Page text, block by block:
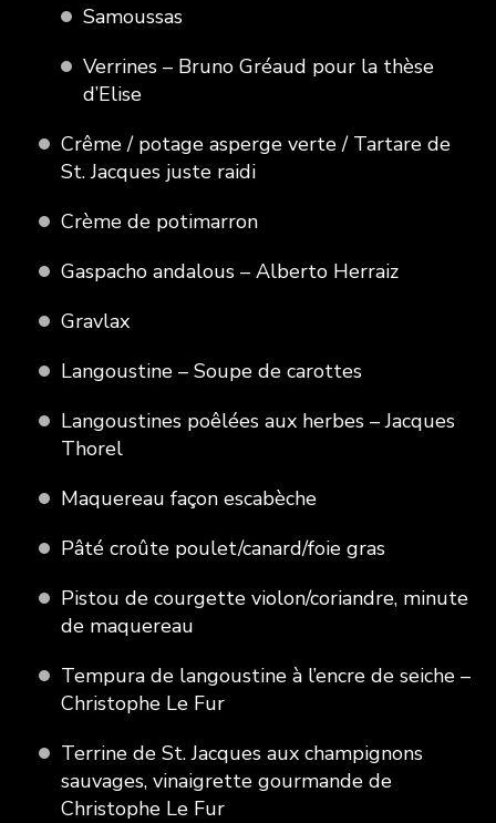
Samoussas
Verrines – Bruno Gréaud pour la thèse
d’Elise
Crême / potage asperge verte / Tartare de
St. Jacques juste raidi
Crème de potimarron
Gaspacho andalous – Alberto Herraiz
Gravlax
Langoustine – Soupe de carottes
Langoustines poêlées aux herbes – Jacques
Thorel
Maquereau façon escabèche
Pâté croûte poulet/canard/foie gras
Pistou de courgette violon/coriandre, minute
de maquereau
Tempura de langoustine à l’encre de seiche –
Christophe Le Fur
Terrine de St. Jacques aux champignons
sauvages, vinaigrette gourmande de
Christophe Le Fur